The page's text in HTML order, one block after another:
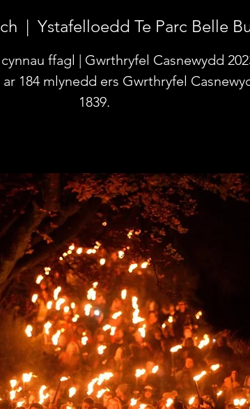
  |
Ystafelloedd Te Parc Belle
ffagl | Gwrthryfel Casnewydd
184 mlynedd ers Gwrthryfel
1839.